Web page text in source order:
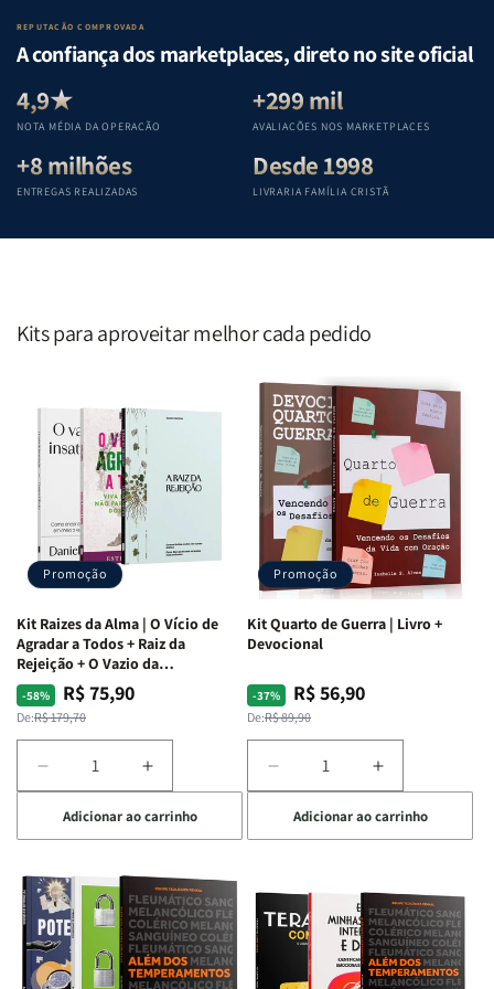
Lar
|
Equipe
Teológica
Penkal
|
Equipe
Penkal
|
Equipe
Teológica
Penkal
Equipe
REPUTAÇÃO COMPROVADA
A confiança dos marketplaces, direto no site oficial
4,9★
NOTA MÉDIA DA OPERAÇÃO
+299 mil
AVALIAÇÕES NOS MARKETPLACES
+8 milhões
ENTREGAS REALIZADAS
Desde 1998
LIVRARIA FAMÍLIA CRISTÃ
Kits para aproveitar melhor cada pedido
Promoção
Kit Raizes da Alma | O Vício de
Agradar a Todos + Raiz da
Rejeição + O Vazio da
Insatisfação.
-58%
Preço
normal
De:R$ 179,70
Preço
promocional
R$ 75,90
Diminuir
a
quantidade
de
Raizes
da
Alma
|
O
Aumentar
a
quantidade
de
Raizes
da
Alma
|
O
Adicionar ao carrinho
Promoção
Kit Quarto de Guerra | Livro +
Devocional
-37%
Preço
normal
De:R$ 89,90
Preço
promocional
R$ 56,90
Diminuir
a
quantidade
de
Quarto
de
Guerra
Livro
Aumentar
a
quantidade
de
Quarto
de
Guerra
|
Livro
Adicionar ao carrinho